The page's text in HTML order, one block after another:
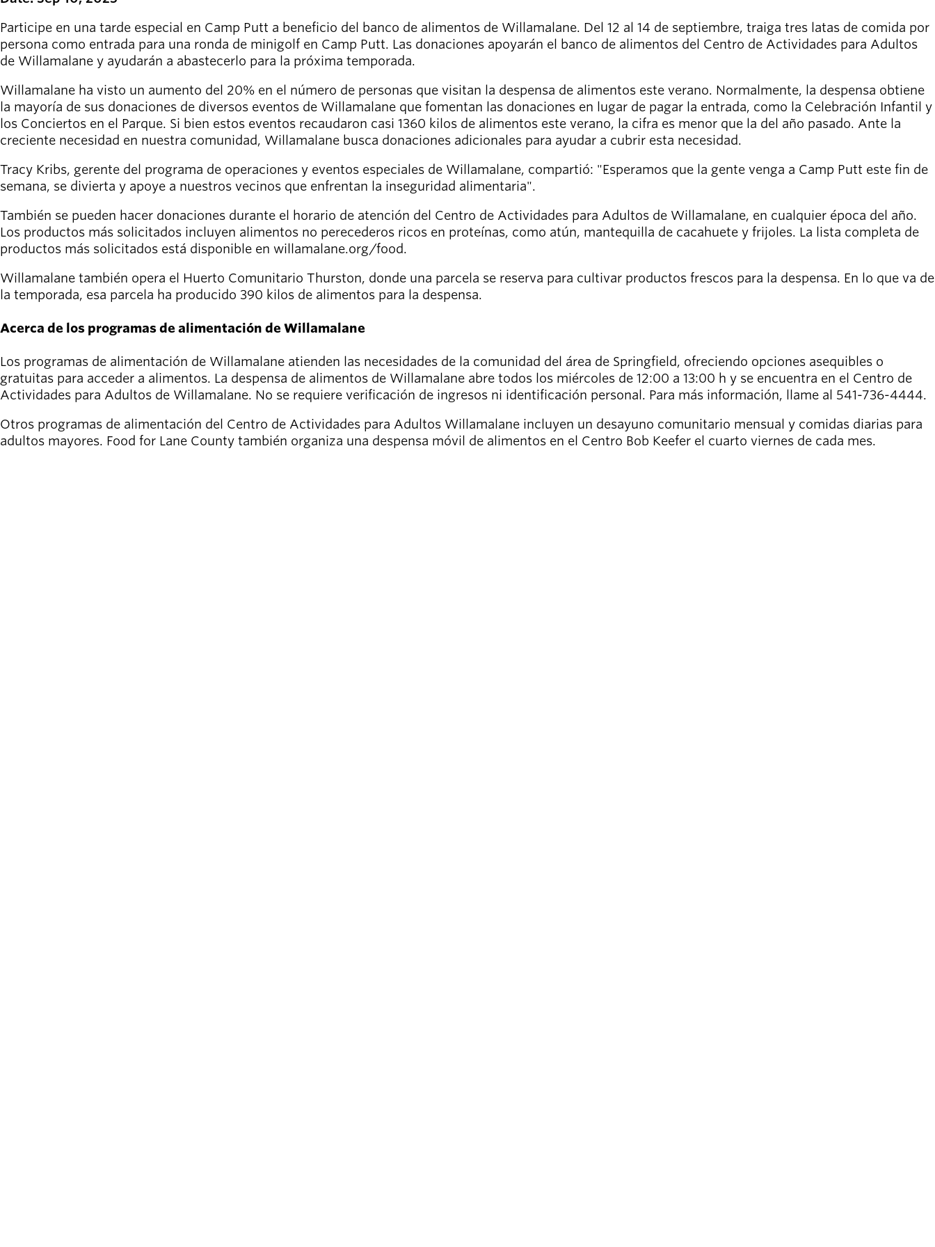
Secondary
navigation
Board of
About the
district
Find a job
Exercise
classes
Pool
schedule
Court
schedules
Participe en una tarde especial en Camp Putt a beneficio del banco de alimentos de Willamalane. Del 12 al 14 de septiembre, traiga tres latas de comida por
persona como entrada para una ronda de minigolf en Camp Putt. Las donaciones apoyarán el banco de alimentos del Centro de Actividades para Adultos
de Willamalane y ayudarán a abastecerlo para la próxima temporada.
Willamalane ha visto un aumento del 20% en el número de personas que visitan la despensa de alimentos este verano. Normalmente, la despensa obtiene
la mayoría de sus donaciones de diversos eventos de Willamalane que fomentan las donaciones en lugar de pagar la entrada, como la Celebración Infantil y
los Conciertos en el Parque. Si bien estos eventos recaudaron casi 1360 kilos de alimentos este verano, la cifra es menor que la del año pasado. Ante la
creciente necesidad en nuestra comunidad, Willamalane busca donaciones adicionales para ayudar a cubrir esta necesidad.
Tracy Kribs, gerente del programa de operaciones y eventos especiales de Willamalane, compartió: "Esperamos que la gente venga a Camp Putt este fin de
semana, se divierta y apoye a nuestros vecinos que enfrentan la inseguridad alimentaria".
También se pueden hacer donaciones durante el horario de atención del Centro de Actividades para Adultos de Willamalane, en cualquier época del año.
Los productos más solicitados incluyen alimentos no perecederos ricos en proteínas, como atún, mantequilla de cacahuete y frijoles. La lista completa de
productos más solicitados está disponible en willamalane.org/food.
Willamalane también opera el Huerto Comunitario Thurston, donde una parcela se reserva para cultivar productos frescos para la despensa. En lo que va de
la temporada, esa parcela ha producido 390 kilos de alimentos para la despensa.
Acerca de los programas de alimentación de Willamalane
Los programas de alimentación de Willamalane atienden las necesidades de la comunidad del área de Springfield, ofreciendo opciones asequibles o
gratuitas para acceder a alimentos. La despensa de alimentos de Willamalane abre todos los miércoles de 12:00 a 13:00 h y se encuentra en el Centro de
Actividades para Adultos de Willamalane. No se requiere verificación de ingresos ni identificación personal. Para más información, llame al 541-736-4444.
Otros programas de alimentación del Centro de Actividades para Adultos Willamalane incluyen un desayuno comunitario mensual y comidas diarias para
adultos mayores. Food for Lane County también organiza una despensa móvil de alimentos en el Centro Bob Keefer el cuarto viernes de cada mes.